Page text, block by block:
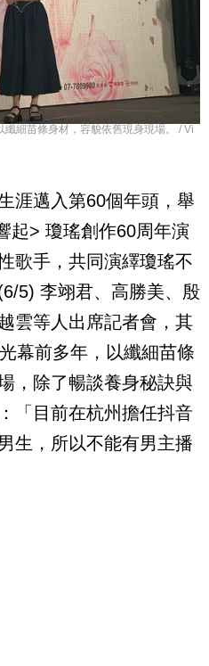
細苗條身材，容貌依舊現身現場。 / Vi
涯邁入第60個年頭，舉
起> 瓊瑤創作60周年演
歌手，共同演繹瓊瑤不
5) 李翊君、高勝美、殷
雲等人出席記者會，其
幕前多年，以纖細苗條
，除了暢談養身秘訣與
「目前在杭州擔任抖音
生，所以不能有男主播